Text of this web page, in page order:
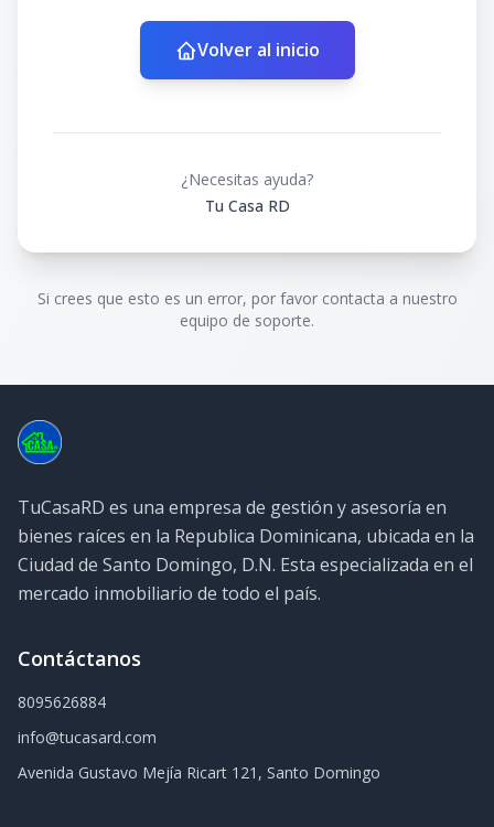
Volver al inicio
¿Necesitas ayuda?
Tu Casa RD
Si crees que esto es un error, por favor contacta a nuestro
equipo de soporte.
TuCasaRD es una empresa de gestión y asesoría en
bienes raíces en la Republica Dominicana, ubicada en la
Ciudad de Santo Domingo, D.N. Esta especializada en el
mercado inmobiliario de todo el país.
Contáctanos
8095626884
info@tucasard.com
Avenida Gustavo Mejía Ricart 121, Santo Domingo